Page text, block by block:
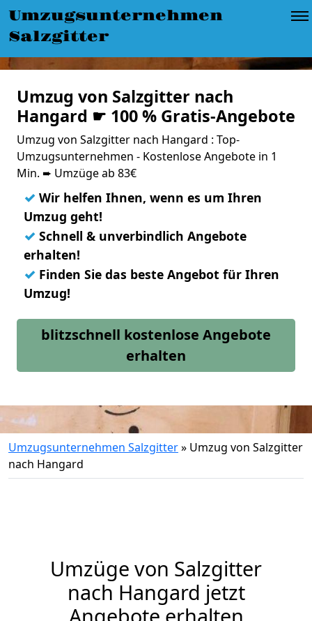
Umzugsunternehmen
Salzgitter
Umzug von Salzgitter nach
Hangard ☛ 100 % Gratis-Angebote
Umzug von Salzgitter nach Hangard : Top-
Umzugsunternehmen - Kostenlose Angebote in 1
Min. ➨ Umzüge ab 83€
✓ Wir helfen Ihnen, wenn es um Ihren
Umzug geht!
✓ Schnell & unverbindlich Angebote
erhalten!
✓ Finden Sie das beste Angebot für Ihren
Umzug!
blitzschnell kostenlose Angebote
erhalten
Umzugsunternehmen Salzgitter» Umzug von Salzgitter
nach Hangard
Umzüge von Salzgitter
nach Hangard jetzt